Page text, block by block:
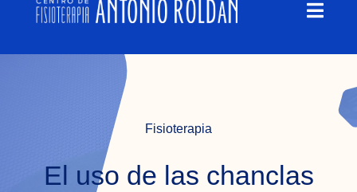
contenido
QUIÉNES SOMOS
QUÉ TRATAMOS
Fisioterapia
El uso de las chanclas